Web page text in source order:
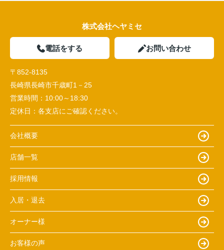
株式会社ヘヤミセ
電話をする お問い合わせ
〒852-8135
長崎県長崎市千歳町1－25
営業時間： 10:00～18:30
定休日： 各支店にご確認ください。
会社概要
店舗一覧
採用情報
入居・退去
オーナー様
お客様の声